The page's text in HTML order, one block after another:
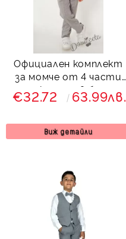
Официален комплект
за момче от 4 части
елек , риза в бяло,
панталон и папийонка
€32.72 63.99лв.
Виж детайли